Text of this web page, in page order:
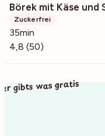
Börek mit Käse und
Zuckerfrei
35min
4,8 (50)
gibts was gratis